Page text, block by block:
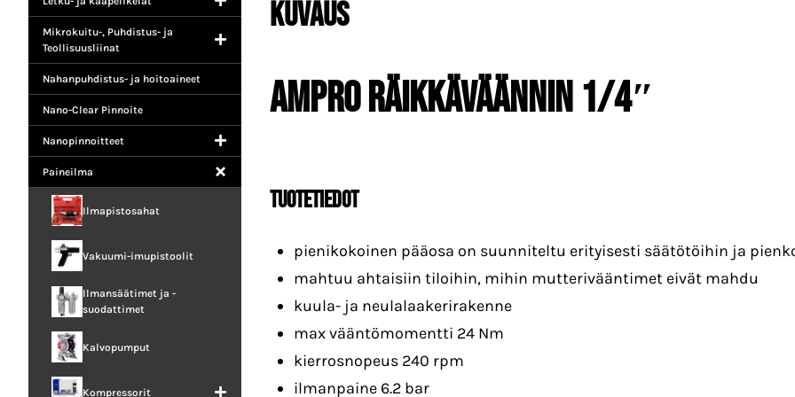
Mikrokuitu-, Puhdistus- ja
Teollisuusliinat
Nahanpuhdistus- ja hoitoaineet
Nano-Clear Pinnoite
Nanopinnoitteet
Paineilma
Ilmapistosahat
Vakuumi-imupistoolit
Ilmansäätimet ja -
suodattimet
Kalvopumput
Kompressorit
Kuvaus
AmPro räikkäväännin 1/4″
tuotetiedot
pienikokoinen pääosa on suunniteltu erityisesti säätötöihin ja
mahtuu ahtaisiin tiloihin, mihin mutterivääntimet eivät mahdu
kuula- ja neulalaakerirakenne
max vääntömomentti 24 Nm
kierrosnopeus 240 rpm
ilmanpaine 6.2 bar